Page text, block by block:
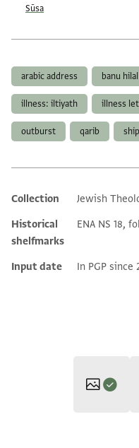
Sūsa
arabic address banu hilal
illness: iltiyath illness
outburst qarib
Additional metadata
Collection
Jewish
Historical
shelfmarks
ENA NS 18,
Input date In PGP since